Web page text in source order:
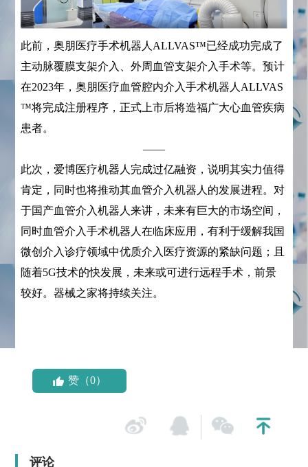
此前，奥朋医疗手术机器人ALLVAS™已经成功完成了
主动脉覆膜支架介入、外周血管支架介入手术等。预计
在2023年，奥朋医疗血管腔内介入手术机器人ALLVAS
™将完成注册程序，正式上市后将造福广大心血管疾病
患者。
——
此次，爱博医疗机器人完成过亿融资，说明其实力值得
肯定，同时也将推动其血管介入机器人的发展进程。对
于国产血管介入机器人来讲，未来有巨大的市场空间，
同时血管介入手术机器人在临床应用，有利于缓解我国
微创介入诊疗领域中优质介入医疗资源的紧缺问题；且
随着5G技术的快发展，未来或可进行远程手术，前景
较好。器械之家将持续关注。
赞（0）
评论